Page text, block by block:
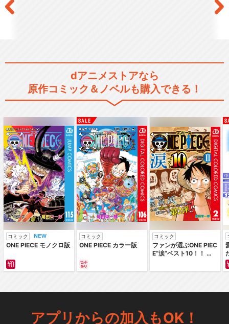
dアニメストアなら
原作コミック＆ノベルも購入できる！
コミック
ONE PIECE モノクロ版
コミック
ONE PIECE カラー版
コミック
ファンが選ぶONE PIEC
E“涙”ベスト10！！ ～
編～ カラー版
アプリからの加入もOK！